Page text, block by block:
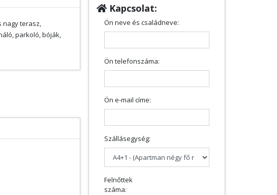
nagy terasz,
parkoló, bóják,
Kapcsolat:
Ön neve és családneve:
Ön telefonszáma:
Ön e-mail címe:
Szállásegység:
Felnőttek
száma: